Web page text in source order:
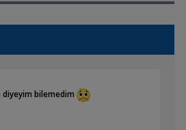
diyeyim bilemedim